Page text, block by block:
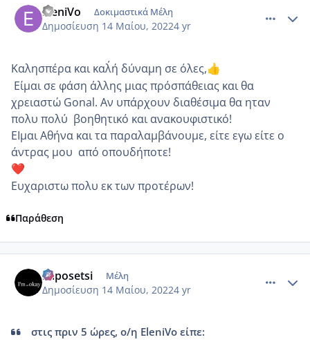
EleniVo Δοκιμαστικά Μέλη
Δημοσίευση 14 Μαίου, 20224 yr
Καλησπέρα και καλ΄ή δύναμη σε όλες,👍
Είμαι σε φάση α΄λλης μιας πρόσπάθειας και θα
χρειαστώ Gonal. Αν υπάρχουν διαθέσιμα θα ηταν
πολυ πολύ βοηθητικό και ανακουφιστικό!
ΕΙμαι Αθήνα και τα παραλαμβάνουμε, είτε εγω είτε ο
άντρας μου από οπουδήποτε!
❤️
Ευχαριστω πολυ εκ των προτέρων!
Παράθεση
kaposetsi Μέλη
Δημοσίευση 14 Μαίου, 20224 yr
στις πριν 5 ώρες, ο/η EleniVo είπε: